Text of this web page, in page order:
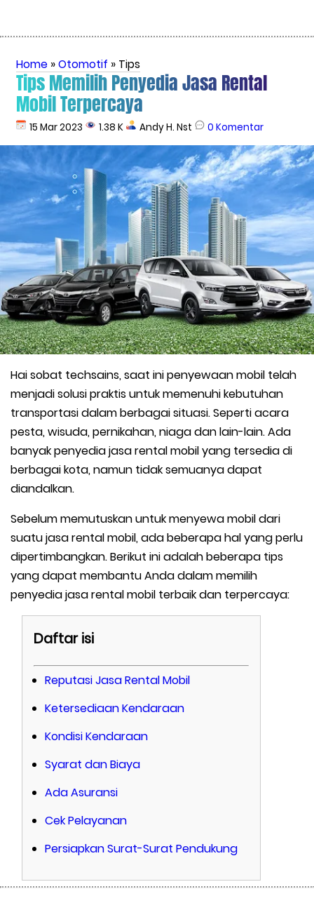
Home»Otomotif » Tips
Tips Memilih Penyedia Jasa Rental
Mobil Terpercaya
15 Mar 2023 1.38 K Andy H. Nst 0 Komentar
Hai sobat techsains, saat ini penyewaan mobil telah
menjadi solusi praktis untuk memenuhi kebutuhan
transportasi dalam berbagai situasi. Seperti acara
pesta, wisuda, pernikahan, niaga dan lain-lain. Ada
banyak penyedia jasa rental mobil yang tersedia di
berbagai kota, namun tidak semuanya dapat
diandalkan.
Sebelum memutuskan untuk menyewa mobil dari
suatu jasa rental mobil, ada beberapa hal yang perlu
dipertimbangkan. Berikut ini adalah beberapa tips
yang dapat membantu Anda dalam memilih
penyedia jasa rental mobil terbaik dan terpercaya:
Daftar isi
Reputasi Jasa Rental Mobil
Ketersediaan Kendaraan
Kondisi Kendaraan
Syarat dan Biaya
Ada Asuransi
Cek Pelayanan
Persiapkan Surat-Surat Pendukung